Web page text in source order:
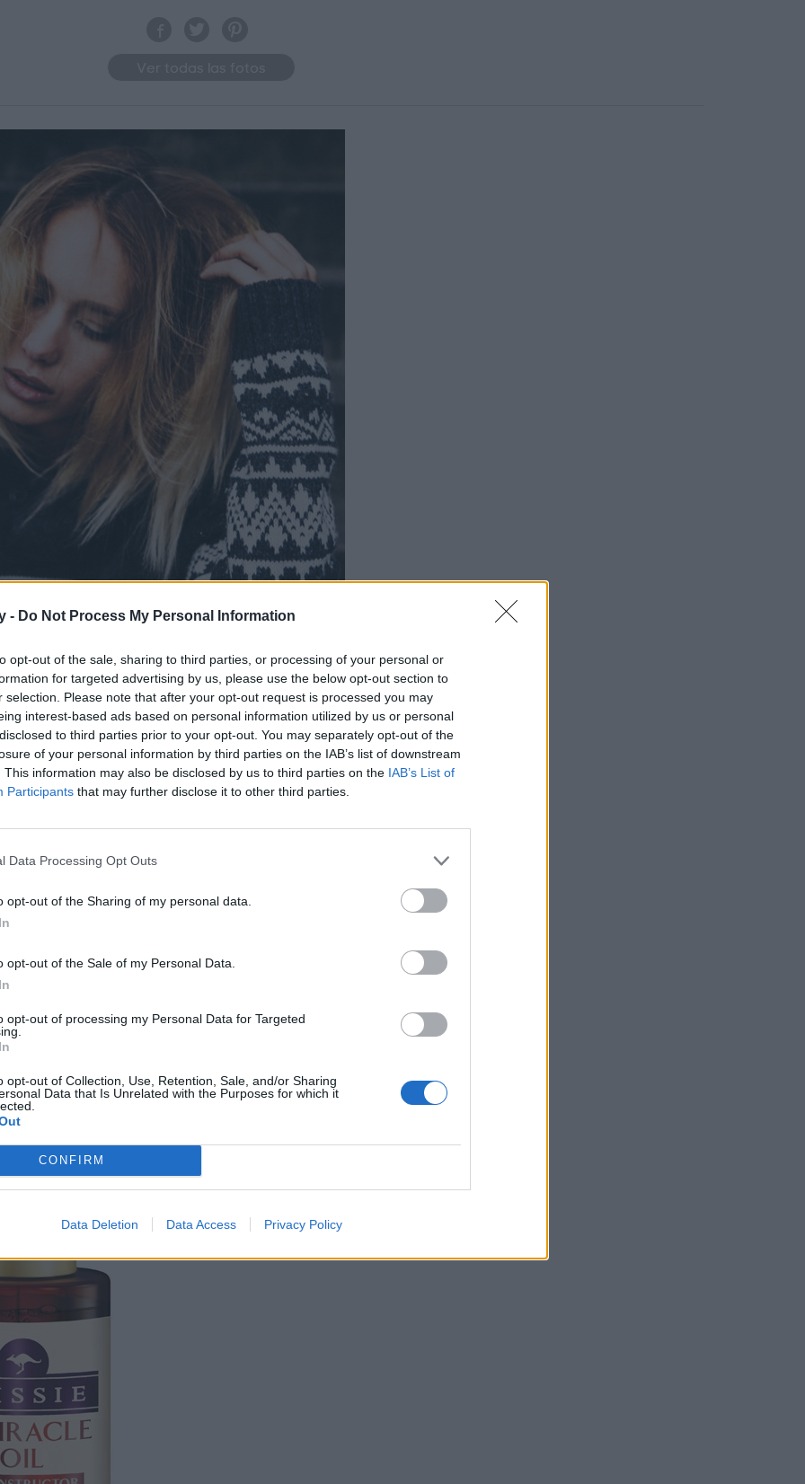
- Do Not Process My Personal Information
opt-out of the sale, sharing to third parties, or processing of your personal or
for targeted advertising by us, please use the below opt-out section to
selection. Please note that after your opt-out request is processed you may
interest-based ads based on personal information utilized by us or personal
to third parties prior to your opt-out. You may separately opt-out of the
of your personal information by third parties on the IAB’s list of downstream
This information may also be disclosed by us to third parties on the IAB’s List of
Participants that may further disclose it to other third parties.
Data Processing Opt Outs
opt-out of the Sharing of my personal data.
opt-out of the Sale of my Personal Data.
opt-out of processing my Personal Data for Targeted
opt-out of Collection, Use, Retention, Sale, and/or Sharing
Data that Is Unrelated with the Purposes for which it
CONFIRM
Data Deletion Data Access Privacy Policy
humedad y las bajas temperaturas son los causantes del
brillo . Por otro, el uso de secadores y los cambios de
que el cabello
se seque y sea más propenso a romperse.
un extra de hidratación y protección.